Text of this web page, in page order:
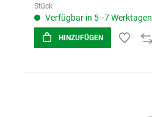
Stück
Verfügbar in 5–7 Werktagen
HINZUFÜGEN